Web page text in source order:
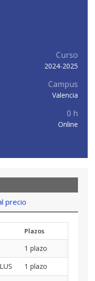
Curso
2024-2025
Campus
Valencia
0 h
Online
precio
Plazos
1 plazo
1 plazo